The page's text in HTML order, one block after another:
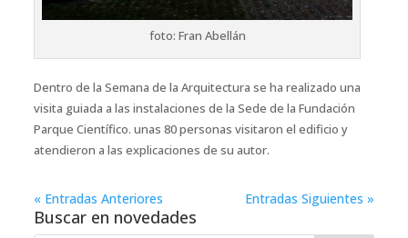
foto: Fran Abellán
Dentro de la Semana de la Arquitectura se ha realizado una
visita guiada a las instalaciones de la Sede de la Fundación
Parque Científico. unas 80 personas visitaron el edificio y
atendieron a las explicaciones de su autor.
« Entradas Anteriores Entradas Siguientes »
Buscar en novedades